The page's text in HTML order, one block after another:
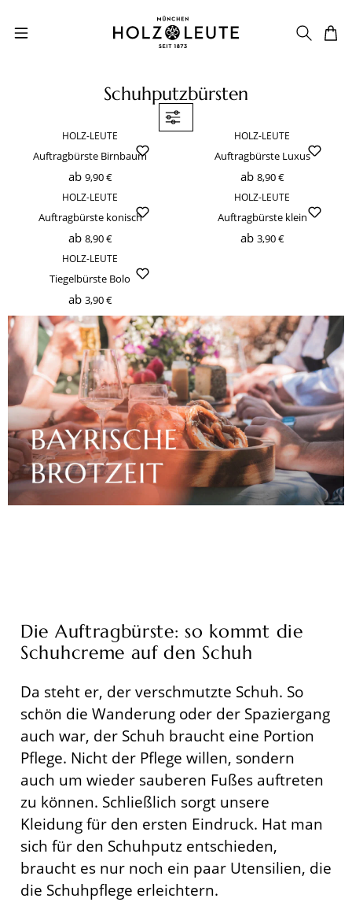
Zum Hauptinhalt springen
Schuhputzbürsten
HOLZ-LEUTE
Auftragbürste Birnbaum
ab 9,90 €
HOLZ-LEUTE
Auftragbürste Luxus
ab 8,90 €
HOLZ-LEUTE
Auftragbürste konisch
ab 8,90 €
HOLZ-LEUTE
Auftragbürste klein
ab 3,90 €
HOLZ-LEUTE
Tiegelbürste Bolo
ab 3,90 €
Die Auftragbürste: so kommt die
Schuhcreme auf den Schuh
Da steht er, der verschmutzte Schuh. So
schön die Wanderung oder der Spaziergang
auch war, der Schuh braucht eine Portion
Pflege. Nicht der Pflege willen, sondern
auch um wieder sauberen Fußes auftreten
zu können. Schließlich sorgt unsere
Kleidung für den ersten Eindruck. Hat man
sich für den Schuhputz entschieden,
braucht es nur noch ein paar Utensilien, die
die Schuhpflege erleichtern.